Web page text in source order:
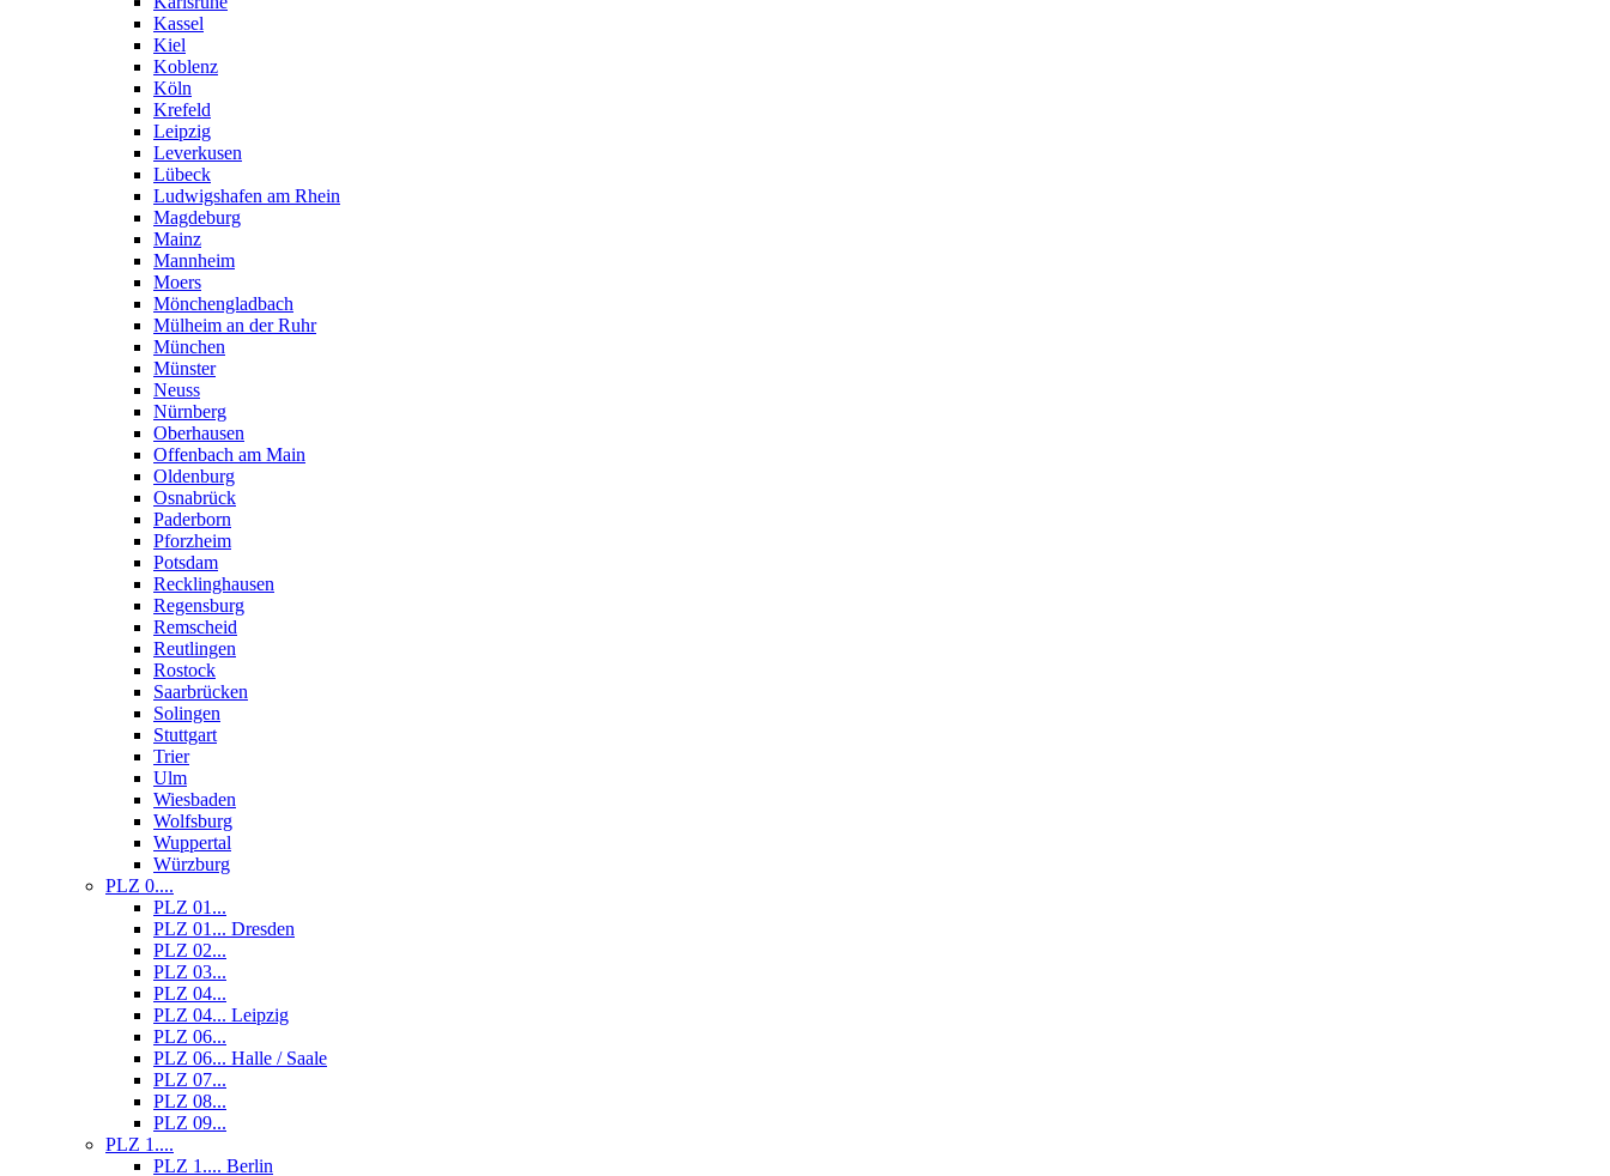
Kassel
Kiel
Koblenz
Köln
Krefeld
Leipzig
Leverkusen
Lübeck
Ludwigshafen am Rhein
Magdeburg
Mainz
Mannheim
Moers
Mönchengladbach
Mülheim an der Ruhr
München
Münster
Neuss
Nürnberg
Oberhausen
Offenbach am Main
Oldenburg
Osnabrück
Paderborn
Pforzheim
Potsdam
Recklinghausen
Regensburg
Remscheid
Reutlingen
Rostock
Saarbrücken
Solingen
Stuttgart
Trier
Ulm
Wiesbaden
Wolfsburg
Wuppertal
Würzburg
PLZ 0....
PLZ 01...
PLZ 01... Dresden
PLZ 02...
PLZ 03...
PLZ 04...
PLZ 04... Leipzig
PLZ 06...
PLZ 06... Halle / Saale
PLZ 07...
PLZ 08...
PLZ 09...
PLZ 1....
PLZ 1.... Berlin